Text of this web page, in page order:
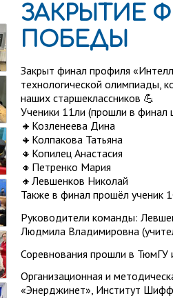
ЗАКРЫТИЕ
ПОБЕДЫ
Закрыт финал профиля
технологической олимпиады,
наших старшеклассников 💪
Ученики 11ли (прошли в финал
🔸Козленеева Дина
🔸Колпакова Татьяна
🔸Копилец Анастасия
🔸Петренко Мария
🔸Левшенков Николай
Также в финал прошёл ученик
Руководители команды:
Людмила Владимировна
Соревнования прошли в ТюмГУ
Организационная и
«Энерджинет», Институт